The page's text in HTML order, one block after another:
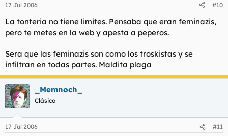
17 Jul 2006 #10
La tonteria no tiene limites. Pensaba que eran feminazis,
pero te metes en la web y apesta a peperos.
Sera que las feminazis son como los troskistas y se
infiltran en todas partes. Maldita plaga
_Memnoch_
Clásico
17 Jul 2006 #11